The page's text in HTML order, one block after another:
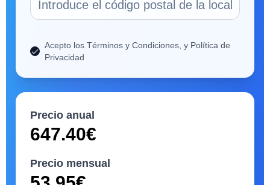
Acepto los Términos y Condiciones, y Política de
Privacidad
Precio anual
647.40€
Precio mensual